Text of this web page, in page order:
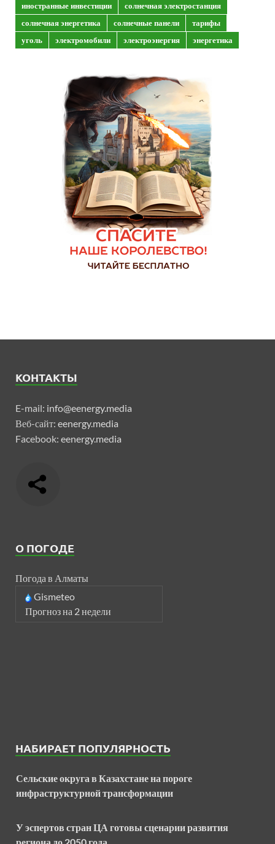
иностранные инвестиции
солнечная электростанция
солнечная энергетика
солнечные панели
тарифы
уголь
электромобили электроэнергия энергетика
КОНТАКТЫ
E-mail: info@eenergy.media
Веб-сайт: eenergy.media
Facebook: eenergy.media
О ПОГОДЕ
Погода в Алматы
Gismeteo
Прогноз на 2 недели
НАБИРАЕТ ПОПУЛЯРНОСТЬ
Сельские округа в Казахстане на пороге
инфраструктурной трансформации
У эспертов стран ЦА готовы сценарии развития